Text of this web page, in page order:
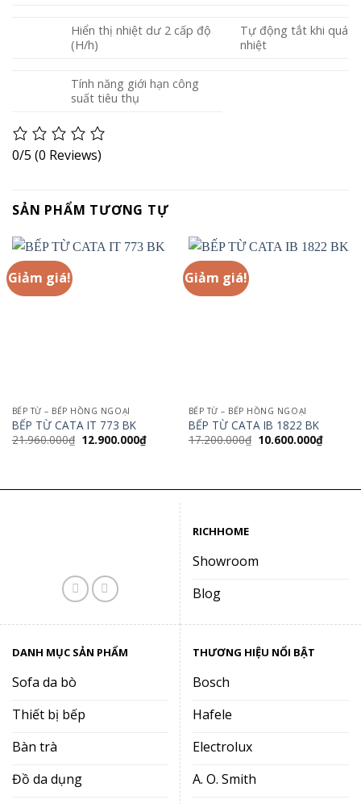
Hiển thị nhiệt dư 2 cấp độ
(H/h)
Tự động tắt khi quá
nhiệt
Tính năng giới hạn công
suất tiêu thụ
0/5 (0 Reviews)
SẢN PHẨM TƯƠNG TỰ
Giảm giá!
BẾP TỪ – BẾP HỒNG NGOẠI
BẾP TỪ CATA IT 773 BK
21.960.000₫ Giá
12.900.000₫Giá
hiện
Giảm giá!
BẾP TỪ – BẾP HỒNG NGOẠI
BẾP TỪ CATA IB 1822 BK
17.200.000₫ Giá
10.600.000₫Giá
hiện
RICHHOME
Showroom
Blog
DANH MỤC SẢN PHẨM
Sofa da bò
Thiết bị bếp
Bàn trà
Đồ da dụng
THƯƠNG HIỆU NỔI BẬT
Bosch
Hafele
Electrolux
A. O. Smith